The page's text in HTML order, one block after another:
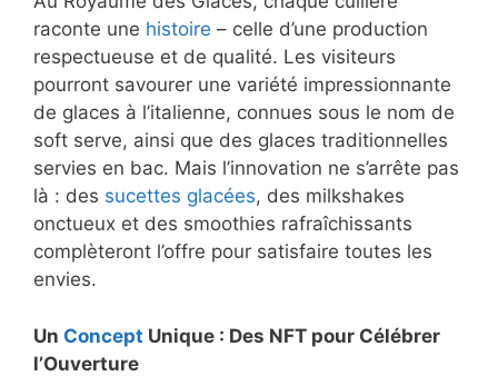
raconte une histoire – celle d’une production
respectueuse et de qualité. Les visiteurs
pourront savourer une variété impressionnante
de glaces à l’italienne, connues sous le nom de
soft serve, ainsi que des glaces traditionnelles
servies en bac. Mais l’innovation ne s’arrête pas
là : des sucettes glacées, des milkshakes
onctueux et des smoothies rafraîchissants
complèteront l’offre pour satisfaire toutes les
envies.
Un Concept Unique : Des NFT pour Célébrer
l’Ouverture